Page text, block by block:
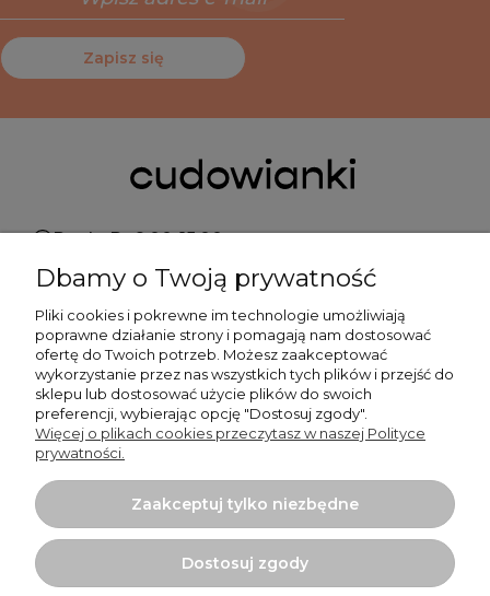
Zapisz się
Pn do Pt 9:00-15:00
+48 519 462 010
kontakt@cudowianki.pl
Ważne sprawy
Dodatkowe informacje
Tu mnie znajdziesz
Dbamy o Twoją prywatność
Pliki cookies i pokrewne im technologie umożliwiają
poprawne działanie strony i pomagają nam dostosować
ofertę do Twoich potrzeb. Możesz zaakceptować
wykorzystanie przez nas wszystkich tych plików i przejść do
sklepu lub dostosować użycie plików do swoich
preferencji, wybierając opcję "Dostosuj zgody".
Więcej o plikach cookies przeczytasz w naszej Polityce
prywatności.
Zaakceptuj tylko niezbędne
Dostosuj zgody